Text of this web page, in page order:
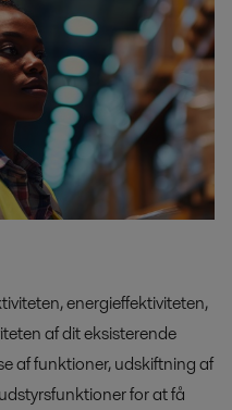
energieffektiviteten,
af dit eksisterende
af funktioner, udskiftning af
for at få